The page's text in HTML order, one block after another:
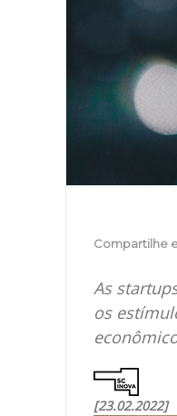
Compartilhe
As
os
[23.02.2022]